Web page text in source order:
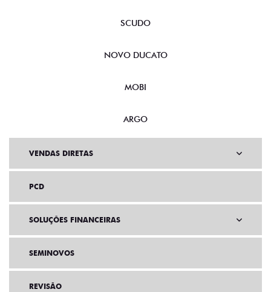
SCUDO
NOVO DUCATO
MOBI
ARGO
VENDAS DIRETAS
PCD
SOLUÇÕES FINANCEIRAS
SEMINOVOS
REVISÃO